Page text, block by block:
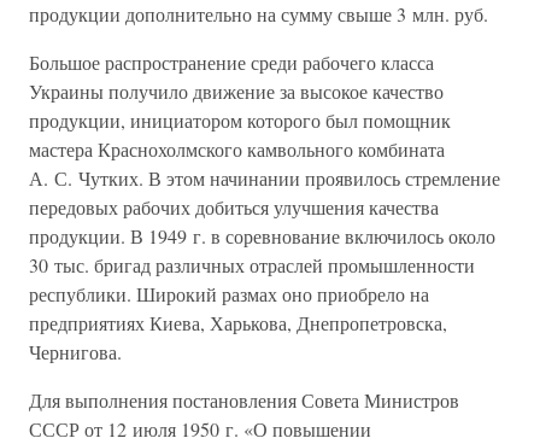
продукции дополнительно на сумму свыше 3 млн. руб.
Большое распространение среди рабочего класса
Украины получило движение за высокое качество
продукции, инициатором которого был помощник
мастера Краснохолмского камвольного комбината
А. С. Чутких. В этом начинании проявилось стремление
передовых рабочих добиться улучшения качества
продукции. В 1949 г. в соревнование включилось около
30 тыс. бригад различных отраслей промышленности
республики. Широкий размах оно приобрело на
предприятиях Киева, Харькова, Днепропетровска,
Чернигова.
Для выполнения постановления Совета Министров
СССР от 12 июля 1950 г. «О повышении